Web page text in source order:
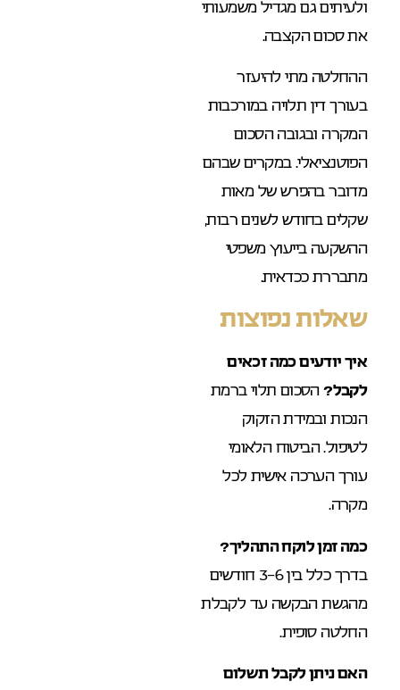
ולעיתים גם מגדיל משמעותי
את סכום הקצבה.
ההחלטה מתי להיעזר
בעורך דין תלויה במורכבות
המקרה ובגובה הסכום
הפוטנציאלי. במקרים שבהם
מדובר בהפרש של מאות
שקלים בחודש לשנים רבות,
ההשקעה בייעוץ משפטי
מתבררת ככדאית.
שאלות נפוצות
איך יודעים כמה זכאים
לקבל?הסכום תלוי ברמת
הנכות ובמידת הזקוק
לטיפול. הביטוח הלאומי
עורך הערכה אישית לכל
מקרה.
כמה זמן לוקח התהליך?
בדרך כלל בין 3-6 חודשים
מהגשת הבקשה עד לקבלת
החלטה סופית.
האם ניתן לקבל תשלום